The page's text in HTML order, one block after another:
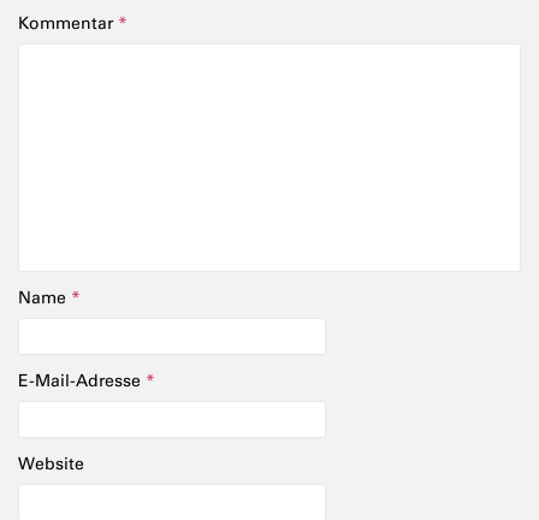
Kommentar *
Name *
E-Mail-Adresse *
Website